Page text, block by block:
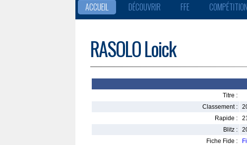
ACCUEIL DÉCOUVRIR FFE
RASOLO Loick
Titre :
Classement :
Rapide :
Blitz :
Fiche Fide :